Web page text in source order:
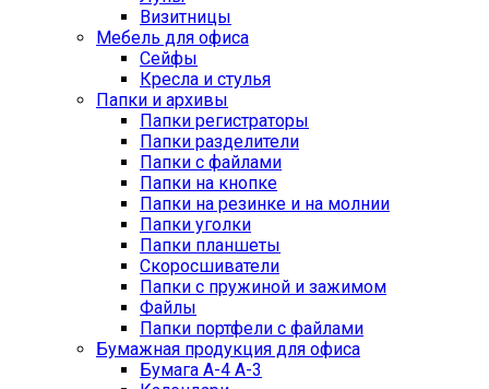
Визитницы
Мебель для офиса
Сейфы
Кресла и стулья
Папки и архивы
Папки регистраторы
Папки разделители
Папки с файлами
Папки на кнопке
Папки на резинке и на молнии
Папки уголки
Папки планшеты
Скоросшиватели
Папки с пружиной и зажимом
Файлы
Папки портфели с файлами
Бумажная продукция для офиса
Бумага А-4 А-3